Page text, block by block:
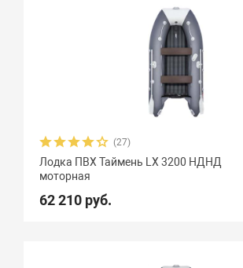
(27)
Лодка ПВХ Таймень LX 3200 НДНД
моторная
62 210 руб.